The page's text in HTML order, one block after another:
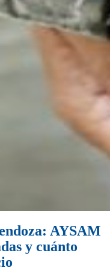
AYSAM
y cuánto